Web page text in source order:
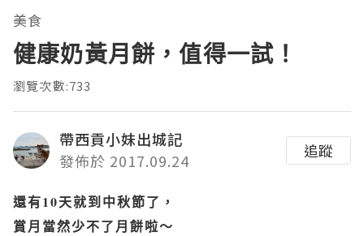
美食
健康奶黃月餅，值得一試！
瀏覽次數:733
帶西貢小妹出城記
發佈於 2017.09.24
追蹤
還有10天就到中秋節了，
賞月當然少不了月餅啦～